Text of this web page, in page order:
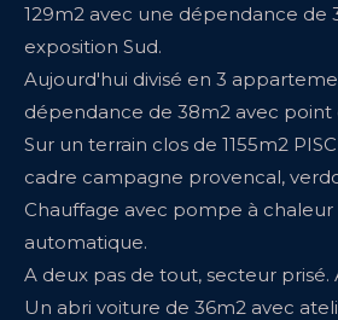
129m2 avec une dépendance de
exposition Sud.
Aujourd'hui divisé en 3
dépendance de 38m2 avec point
Sur un terrain clos de 1155m2
cadre campagne provencal,
Chauffage avec pompe à
automatique.
A deux pas de tout, secteur prisé.
Un abri voiture de 36m2 avec